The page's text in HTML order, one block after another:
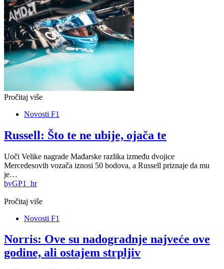
Pročitaj više
Novosti F1
Russell: Što te ne ubije, ojača te
Uoči Velike nagrade Mađarske razlika između dvojice
Mercedesovih vozača iznosi 50 bodova, a Russell priznaje da mu
je…
byGP1_hr
Pročitaj više
Novosti F1
Norris: Ove su nadogradnje najveće ove
godine, ali ostajem strpljiv